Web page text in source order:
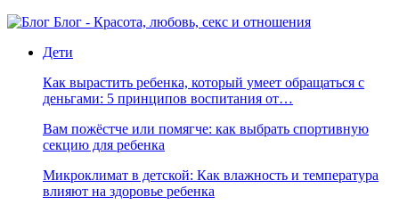
Блог - Красота, любовь, секс и отношения
Дети
Как вырастить ребенка, который умеет обращаться с
деньгами: 5 принципов воспитания от…
Вам пожёстче или помягче: как выбрать спортивную
секцию для ребенка
Микроклимат в детской: Как влажность и температура
влияют на здоровье ребенка